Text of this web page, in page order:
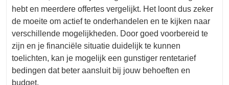
hebt en meerdere offertes vergelijkt. Het loont dus zeker
de moeite om actief te onderhandelen en te kijken naar
verschillende mogelijkheden. Door goed voorbereid te
zijn en je financiële situatie duidelijk te kunnen
toelichten, kan je mogelijk een gunstiger rentetarief
bedingen dat beter aansluit bij jouw behoeften en
budget.